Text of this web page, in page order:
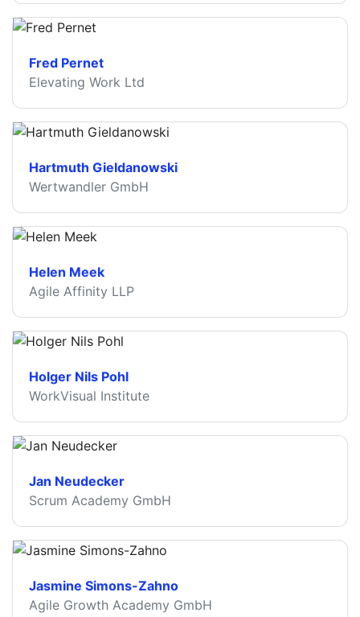
Fred Pernet
Elevating Work Ltd
Hartmuth Gieldanowski
Wertwandler GmbH
Helen Meek
Agile Affinity LLP
Holger Nils Pohl
WorkVisual Institute
Jan Neudecker
Scrum Academy GmbH
Jasmine Simons-Zahno
Agile Growth Academy GmbH